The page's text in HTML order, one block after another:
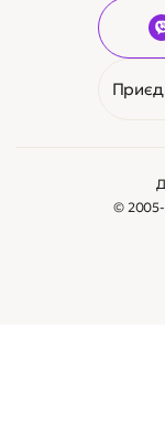
© 2005-